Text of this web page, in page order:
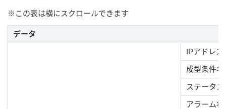
JA
※この表は横にスクロールできます
データ
IPアドレス
成型条件名
ステータス
アラーム状